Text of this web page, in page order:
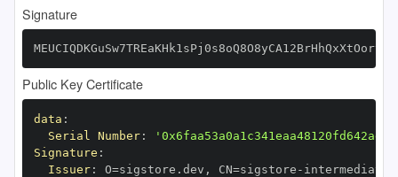
Signature
Public Key Certificate
data :
Serial Number:
Signature :
Issuer: O=sigstore.dev , CN=sigstore -